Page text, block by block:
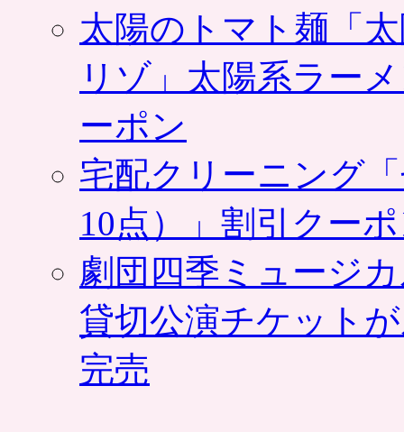
太陽のトマト麺「
リゾ」太陽系ラー
ーポン
宅配クリーニング
10点）」割引クー
劇団四季ミュージ
貸切公演チケット
完売